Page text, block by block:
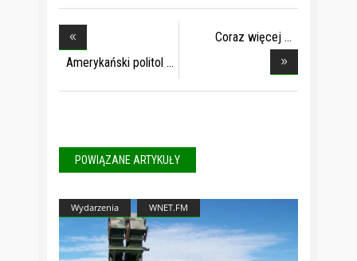
Amerykański politol
Coraz więcej
POWIĄZANE ARTYKUŁY
Wydarzenia WNET.FM